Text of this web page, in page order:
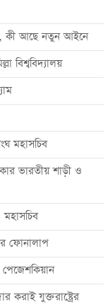
কী আছে নতুন আইনে
বিশ্ববিদ্যালয়
মহাসচিব
ভারতীয় শাড়ী ও
ফোনালাপ
করাই যুক্তরাষ্ট্রের